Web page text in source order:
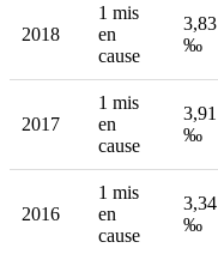
2018
1 mis
en
cause
3,83
‰
2017
1 mis
en
cause
3,91
‰
2016
1 mis
en
cause
3,34
‰